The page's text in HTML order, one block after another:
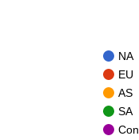
NA
EU
AS
SA